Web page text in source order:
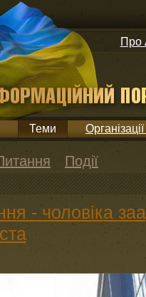
Про
Теми
Події
- чоловіка